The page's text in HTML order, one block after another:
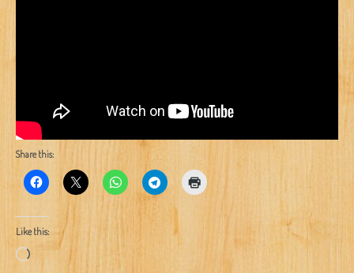
Share this:
Like this:
Loading…